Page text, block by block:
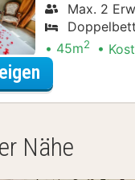
Max. 2
Doppelbett
45m2
Nähe